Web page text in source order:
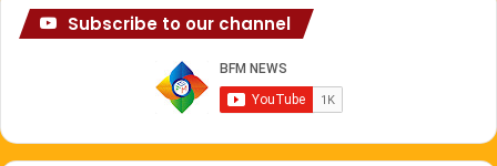
Subscribe to our channel